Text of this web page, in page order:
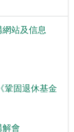
站及信息
鞏固退休基金
會